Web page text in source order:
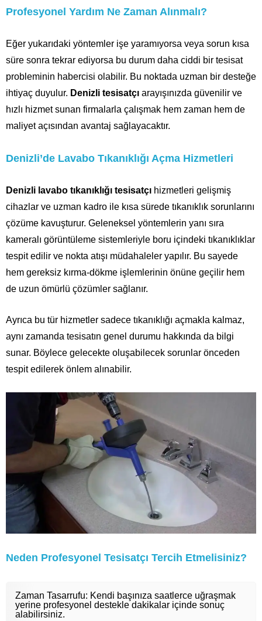
Profesyonel Yardım Ne Zaman Alınmalı?
Eğer yukarıdaki yöntemler işe yaramıyorsa veya sorun kısa
süre sonra tekrar ediyorsa bu durum daha ciddi bir tesisat
probleminin habercisi olabilir. Bu noktada uzman bir desteğe
ihtiyaç duyulur. Denizli tesisatçı arayışınızda güvenilir ve
hızlı hizmet sunan firmalarla çalışmak hem zaman hem de
maliyet açısından avantaj sağlayacaktır.
Denizli’de Lavabo Tıkanıklığı Açma Hizmetleri
Denizli lavabo tıkanıklığı tesisatçı hizmetleri gelişmiş
cihazlar ve uzman kadro ile kısa sürede tıkanıklık sorunlarını
çözüme kavuşturur. Geleneksel yöntemlerin yanı sıra
kameralı görüntüleme sistemleriyle boru içindeki tıkanıklıklar
tespit edilir ve nokta atışı müdahaleler yapılır. Bu sayede
hem gereksiz kırma-dökme işlemlerinin önüne geçilir hem
de uzun ömürlü çözümler sağlanır.
Ayrıca bu tür hizmetler sadece tıkanıklığı açmakla kalmaz,
aynı zamanda tesisatın genel durumu hakkında da bilgi
sunar. Böylece gelecekte oluşabilecek sorunlar önceden
tespit edilerek önlem alınabilir.
Neden Profesyonel Tesisatçı Tercih Etmelisiniz?
Zaman Tasarrufu: Kendi başınıza saatlerce uğraşmak
yerine profesyonel destekle dakikalar içinde sonuç
alabilirsiniz.